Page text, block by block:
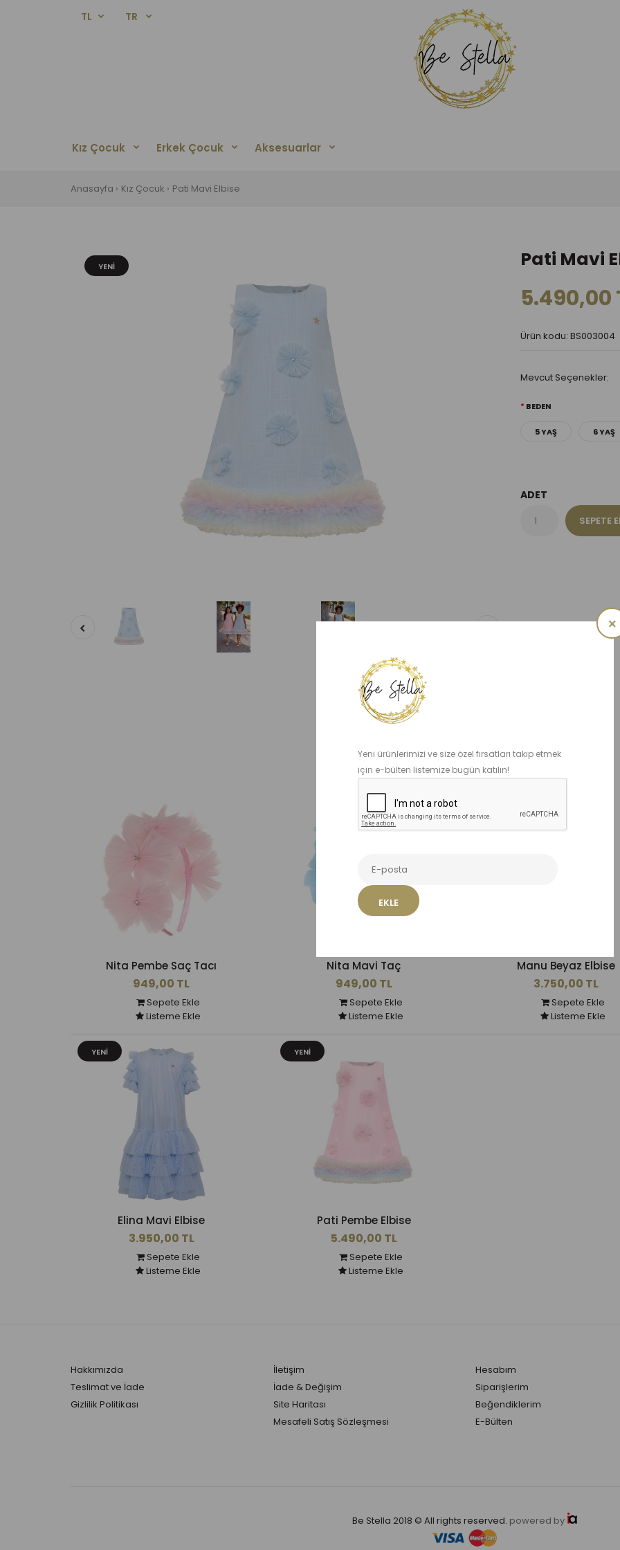
Yeni ürünlerimizi ve size özel fırsatları takip etmek
için e-bülten listemize bugün katılın!
EKLE
×
TL TR
Kız Çocuk Erkek Çocuk Aksesuarlar
Anasayfa Kız Çocuk Pati Mavi Elbise
YENI Pati Mavi
5.490,00
Ürün kodu: BS003004
Mevcut Seçenekler:
BEDEN
5 YAŞ 6 YAŞ
ADET
Benzer Ürünler
Nita Pembe Saç Tacı
949,00 TL
Sepete Ekle
Listeme Ekle
Nita Mavi Taç
949,00 TL
Sepete Ekle
Listeme Ekle
Manu Beyaz Elbise
3.750,00 TL
Sepete Ekle
Listeme Ekle
YENI
Elina Mavi Elbise
3.950,00 TL
Sepete Ekle
Listeme Ekle
YENI
Pati Pembe Elbise
5.490,00 TL
Sepete Ekle
Listeme Ekle
Hakkımızda
Teslimat ve İade
Gizlilik Politikası
İletişim
İade & Değişim
Site Haritası
Mesafeli Satış Sözleşmesi
Hesabım
Siparişlerim
Beğendiklerim
E-Bülten
Be Stella 2018 © All rights reserved. powered by